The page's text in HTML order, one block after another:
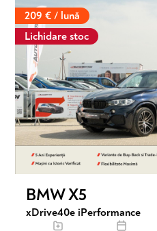
Lichidare stoc
209 € / lună
BMW X5
xDrive40e iPerformance